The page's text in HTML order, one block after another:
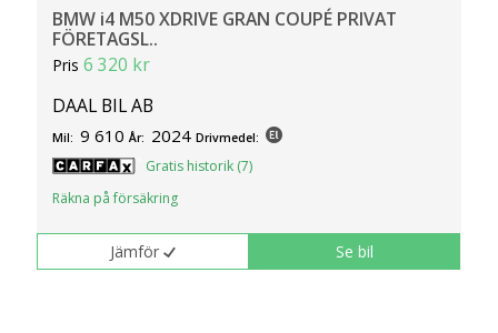
BMW i4 M50 XDRIVE GRAN COUPÉ PRIVAT
FÖRETAGSL..
Pris6 320 kr
DAAL BIL AB
Mil: 9 610 År: 2024 Drivmedel:
Gratis historik (7)
Räkna på försäkring
Jämför Se bil